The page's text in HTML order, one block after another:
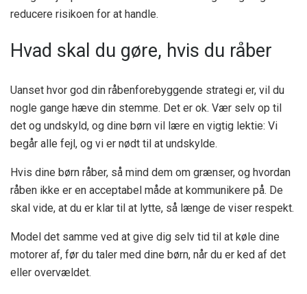
reducere risikoen for at handle.
Hvad skal du gøre, hvis du råber
Uanset hvor god din råbenforebyggende strategi er, vil du
nogle gange hæve din stemme. Det er ok. Vær selv op til
det og undskyld, og dine børn vil lære en vigtig lektie: Vi
begår alle fejl, og vi er nødt til at undskylde.
Hvis dine børn råber, så mind dem om grænser, og hvordan
råben ikke er en acceptabel måde at kommunikere på. De
skal vide, at du er klar til at lytte, så længe de viser respekt.
Model det samme ved at give dig selv tid til at køle dine
motorer af, før du taler med dine børn, når du er ked af det
eller overvældet.